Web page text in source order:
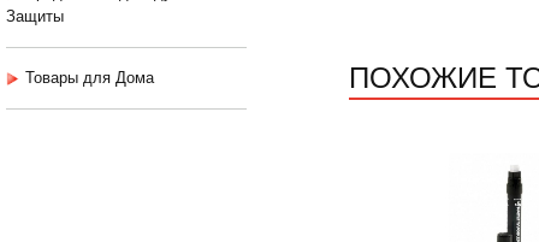
Защиты
Товары для Дома ПОХОЖИЕ